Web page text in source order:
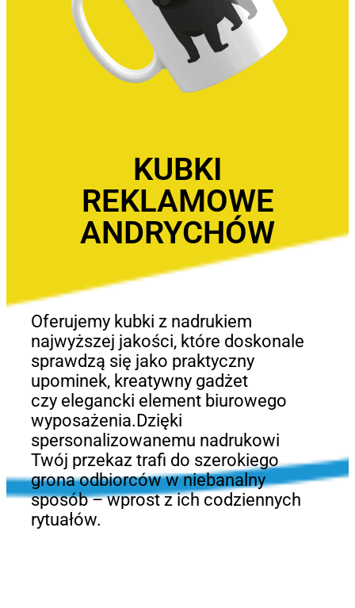
KUBKI
REKLAMOWE
ANDRYCHÓW
Oferujemy kubki z nadrukiem
najwyższej jakości, które doskonale
sprawdzą się jako praktyczny
upominek, kreatywny gadżet
czy elegancki element biurowego
wyposażenia.Dzięki
spersonalizowanemu nadrukowi
Twój przekaz trafi do szerokiego
grona odbiorców w niebanalny
sposób – wprost z ich codziennych
rytuałów.